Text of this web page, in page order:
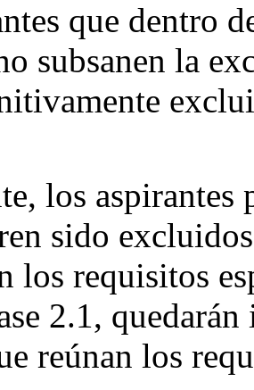
que dentro
subsanen la
los
sido
los requisitos
2.1,
reúnan los